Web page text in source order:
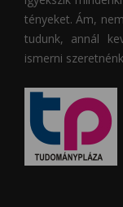
tényeket. Ám,
tudunk, annál
ismerni